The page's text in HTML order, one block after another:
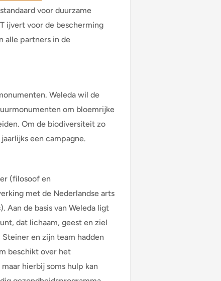
voor duurzame
ijvert voor de bescherming
alle partners in de
Weleda wil de
om bloemrijke
Om de biodiversiteit zo
een campagne.
(filosoof en
met de Nederlandse arts
Aan de basis van Weleda ligt
dat lichaam, geest en ziel
en zijn team hadden
beschikt over het
hierbij soms hulp kan